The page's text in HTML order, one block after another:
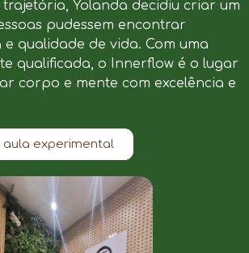
Yolanda decidiu criar um
pudessem encontrar
qualidade de vida. Com uma
qualificada, o Innerflow é o lugar
corpo e mente com excelência e
aula experimental